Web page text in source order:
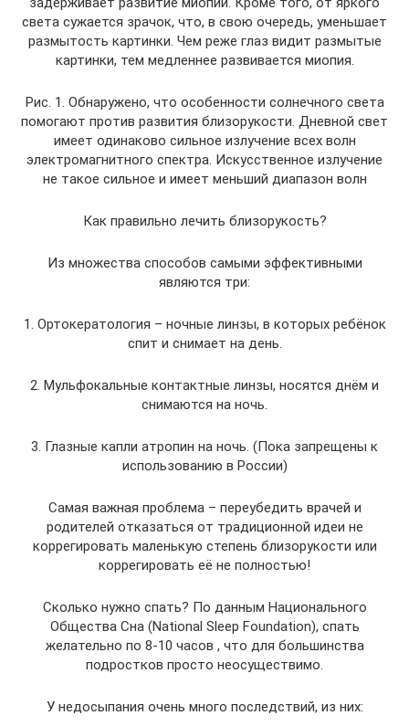
света сужается зрачок, что, в свою очередь, уменьшает
размытость картинки. Чем реже глаз видит размытые
картинки, тем медленнее развивается миопия.
Рис. 1. Обнаружено, что особенности солнечного света
помогают против развития близорукости. Дневной свет
имеет одинаково сильное излучение всех волн
электромагнитного спектра. Искусственное излучение
не такое сильное и имеет меньший диапазон волн
Как правильно лечить близорукость?
Из множества способов самыми эффективными
являются три:
1. Ортокератология – ночные линзы, в которых ребёнок
спит и снимает на день.
2. Мульфокальные контактные линзы, носятся днём и
снимаются на ночь.
3. Глазные капли атропин на ночь. (Пока запрещены к
использованию в России)
Самая важная проблема – переубедить врачей и
родителей отказаться от традиционной идеи не
коррегировать маленькую степень близорукости или
коррегировать её не полностью!
Сколько нужно спать? По данным Национального
Общества Сна (National Sleep Foundation), спать
желательно по 8-10 часов , что для большинства
подростков просто неосуществимо.
У недосыпания очень много последствий, из них: